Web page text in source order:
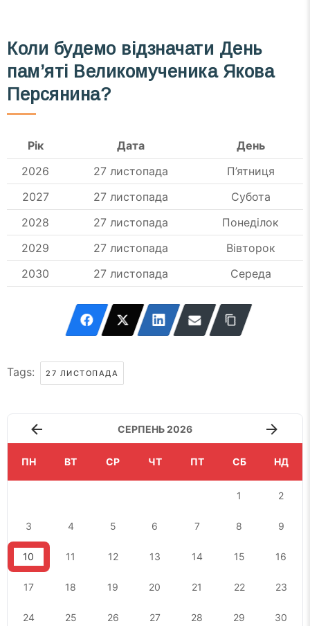
Коли будемо відзначати День
пам’яті Великомученика Якова
Персянина?
Рік Дата
День
2026
27 листопада
П’ятниця
2027
27 листопада
Субота
2028
27 листопада
Понеділок
2029
27 листопада
Вівторок
2030
27 листопада Середа
Tags: 27 ЛИСТОПАДА
СЕРПЕНЬ 2026
ПН ВТ СР ЧТ ПТ СБ НД
1 2
3 4 5 6 7 8 9
10 11 12 13 14 15 16
17 18 19 20 21 22 23
24 25 26 27 28 29 30